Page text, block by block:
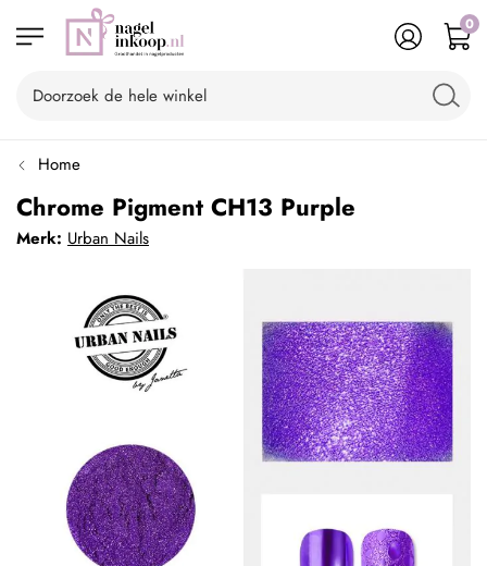
0
Home
Chrome Pigment CH13 Purple
Merk: Urban Nails